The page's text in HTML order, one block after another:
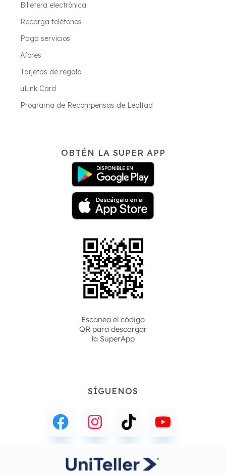
Billetera electrónica
Recarga teléfonos
Paga servicios
Afores
Tarjetas de regalo
uLink Card
Programa de Recompensas de Lealtad
OBTÉN LA SUPER APP
Escanea el código
QR para descargar
la SuperApp
SÍGUENOS